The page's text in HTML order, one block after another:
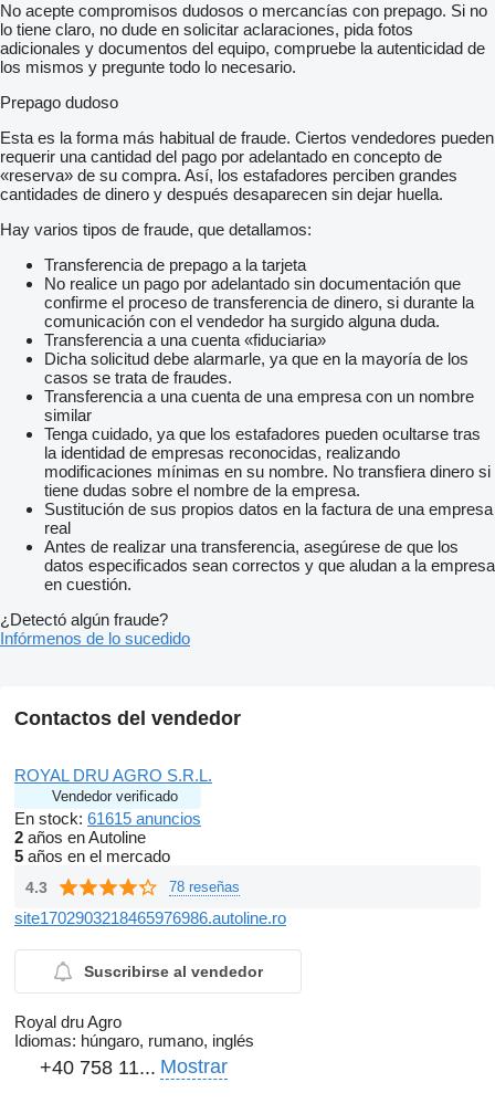
No acepte compromisos dudosos o mercancías con prepago. Si no
lo tiene claro, no dude en solicitar aclaraciones, pida fotos
adicionales y documentos del equipo, compruebe la autenticidad de
los mismos y pregunte todo lo necesario.
Prepago dudoso
Esta es la forma más habitual de fraude. Ciertos vendedores pueden
requerir una cantidad del pago por adelantado en concepto de
«reserva» de su compra. Así, los estafadores perciben grandes
cantidades de dinero y después desaparecen sin dejar huella.
Hay varios tipos de fraude, que detallamos:
Transferencia de prepago a la tarjeta
No realice un pago por adelantado sin documentación que
confirme el proceso de transferencia de dinero, si durante la
comunicación con el vendedor ha surgido alguna duda.
Transferencia a una cuenta «fiduciaria»
Dicha solicitud debe alarmarle, ya que en la mayoría de los
casos se trata de fraudes.
Transferencia a una cuenta de una empresa con un nombre
similar
Tenga cuidado, ya que los estafadores pueden ocultarse tras
la identidad de empresas reconocidas, realizando
modificaciones mínimas en su nombre. No transfiera dinero si
tiene dudas sobre el nombre de la empresa.
Sustitución de sus propios datos en la factura de una empresa
real
Antes de realizar una transferencia, asegúrese de que los
datos especificados sean correctos y que aludan a la empresa
en cuestión.
¿Detectó algún fraude?
Infórmenos de lo sucedido
Contactos del vendedor
ROYAL DRU AGRO S.R.L.
Vendedor verificado
En stock: 61615 anuncios
2 años en Autoline
5 años en el mercado
4.3 78 reseñas
site1702903218465976986.autoline.ro
Suscribirse al vendedor
Royal dru Agro
Idiomas: húngaro, rumano, inglés
+40 758 11... Mostrar